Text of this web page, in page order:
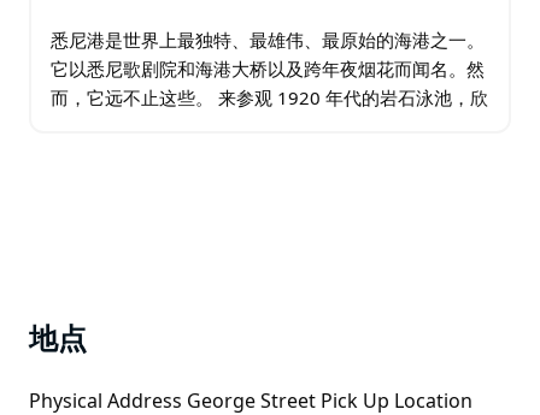
悉尼港是世界上最独特、最雄伟、最原始的海港之一。
它以悉尼歌剧院和海港大桥以及跨年夜烟花而闻名。然
而，它远不止这些。 来参观 1920 年代的岩石泳池，欣
地点
Physical Address George Street Pick Up Location